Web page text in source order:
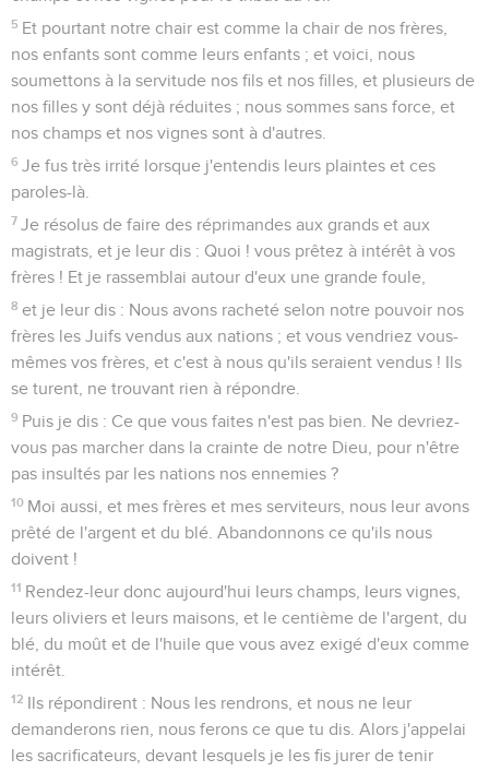
5 Et pourtant notre chair est comme la chair de nos frères,
nos enfants sont comme leurs enfants ; et voici, nous
soumettons à la servitude nos fils et nos filles, et plusieurs de
nos filles y sont déjà réduites ; nous sommes sans force, et
nos champs et nos vignes sont à d'autres.
6 Je fus très irrité lorsque j'entendis leurs plaintes et ces
paroles-là.
7 Je résolus de faire des réprimandes aux grands et aux
magistrats, et je leur dis : Quoi ! vous prêtez à intérêt à vos
frères ! Et je rassemblai autour d'eux une grande foule,
8 et je leur dis : Nous avons racheté selon notre pouvoir nos
frères les Juifs vendus aux nations ; et vous vendriez vous-
mêmes vos frères, et c'est à nous qu'ils seraient vendus ! Ils
se turent, ne trouvant rien à répondre.
9 Puis je dis : Ce que vous faites n'est pas bien. Ne devriez-
vous pas marcher dans la crainte de notre Dieu, pour n'être
pas insultés par les nations nos ennemies ?
10 Moi aussi, et mes frères et mes serviteurs, nous leur avons
prêté de l'argent et du blé. Abandonnons ce qu'ils nous
doivent !
11 Rendez-leur donc aujourd'hui leurs champs, leurs vignes,
leurs oliviers et leurs maisons, et le centième de l'argent, du
blé, du moût et de l'huile que vous avez exigé d'eux comme
intérêt.
12 Ils répondirent : Nous les rendrons, et nous ne leur
demanderons rien, nous ferons ce que tu dis. Alors j'appelai
les sacrificateurs, devant lesquels je les fis jurer de tenir